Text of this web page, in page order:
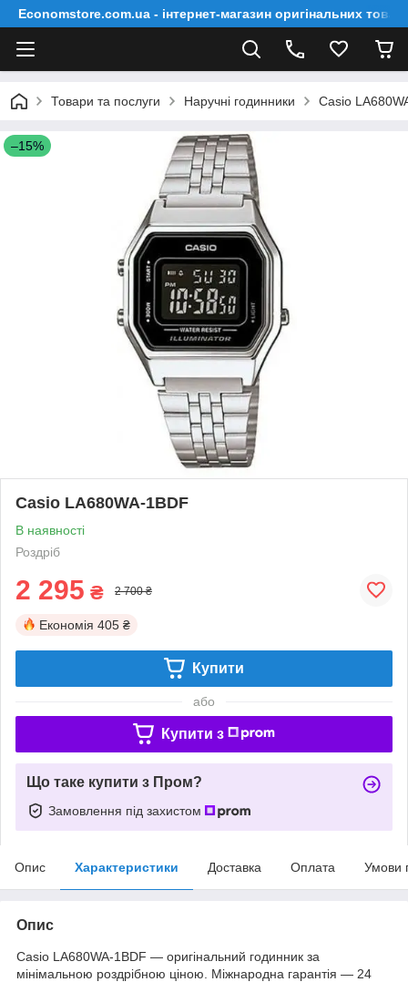
Economstore.com.ua - інтернет-магазин оригінальних
Товари та послуги Наручні годинники Casio
–15%
Casio LA680WA-1BDF
В наявності
Роздріб
2 295 ₴ 2 700 ₴
Економія 405 ₴
Купити
або
Купити з
Що таке купити з Пром?
Замовлення під захистом
Опис Характеристики Доставка Оплата Умови
Опис
Casio LA680WA-1BDF — оригінальний годинник за
мінімальною роздрібною ціною. Міжнародна гарантія — 24